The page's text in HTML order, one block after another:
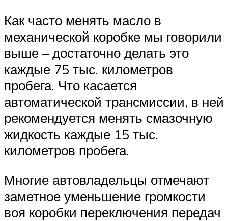
Как часто менять масло в
механической коробке мы говорили
выше – достаточно делать это
каждые 75 тыс. километров
пробега. Что касается
автоматической трансмиссии, в ней
рекомендуется менять смазочную
жидкость каждые 15 тыс.
километров пробега.
Многие автовладельцы отмечают
заметное уменьшение громкости
воя коробки переключения передач